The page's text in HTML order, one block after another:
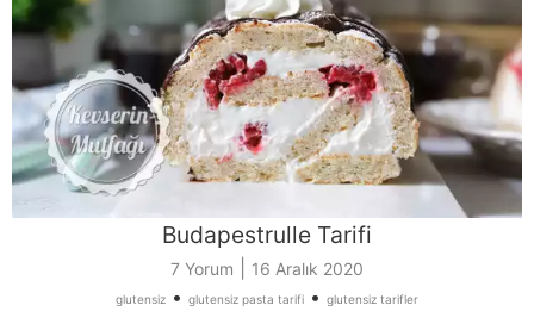
Budapestrulle Tarifi
7 Yorum 16 Aralık 2020
glutensiz • glutensiz pasta tarifi • glutensiz tarifler